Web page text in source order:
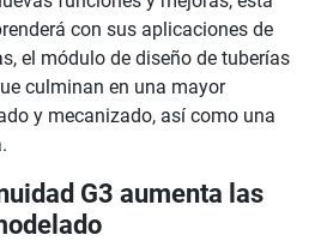
con sus aplicaciones de
el módulo de diseño de tuberías
culminan en una mayor
y mecanizado, así como una
G3 aumenta las